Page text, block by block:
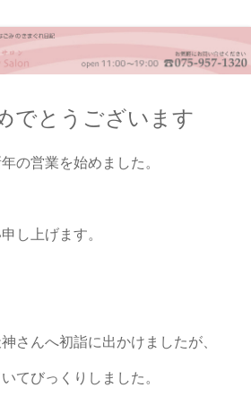
でとうございます
の営業を始めました。
し上げます。
さんへ初詣に出かけましたが、
てびっくりしました。